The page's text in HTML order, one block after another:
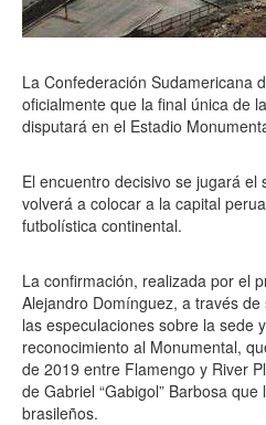
La Confederación Sudamericana
oficialmente que la final única de
disputará en el Estadio
El encuentro decisivo se jugará
volverá a colocar a la capital
futbolística continental.
La confirmación, realizada por el
Alejandro Domínguez, a través
las especulaciones sobre la sede
reconocimiento al Monumental,
de 2019 entre Flamengo y River
de Gabriel “Gabigol” Barbosa
brasileños.